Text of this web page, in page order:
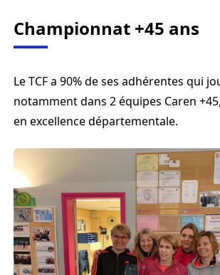
Championnat +45 ans
Le TCF a 90% de ses adhérentes qui
notamment dans 2 équipes Caren
en excellence départementale.